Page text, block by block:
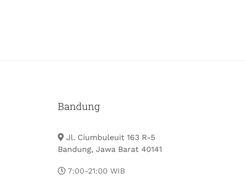
Bandung
Jl. Ciumbuleuit 163 R-5
Bandung, Jawa Barat 40141
7:00-21:00 WIB